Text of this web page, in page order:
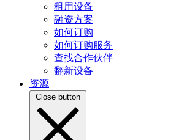
租用设备
融资方案
如何订购
如何订购服务
查找合作伙伴
翻新设备
资源
Close button